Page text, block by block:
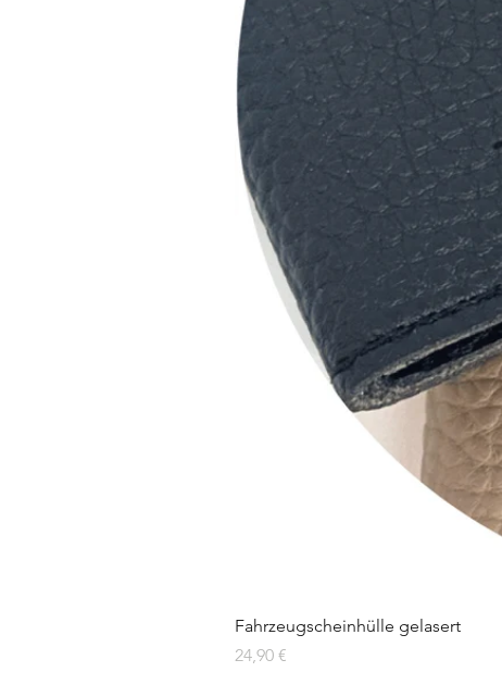
Fahrzeugscheinhülle gelasert
Preis
24,90 €